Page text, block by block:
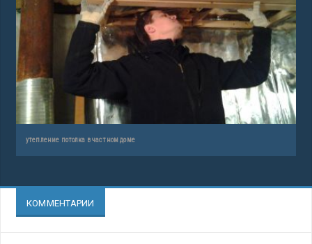
утепление потолка в частном доме
КОММЕНТАРИИ